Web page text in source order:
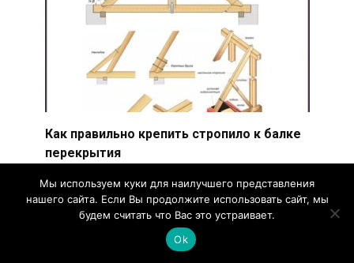
Как правильно крепить стропило к балке
перекрытия
является важным этапом в процессе
строительства крыши.
Мы используем куки для наилучшего представления
нашего сайта. Если Вы продолжите использовать сайт, мы
будем считать что Вас это устраивает.
Ok